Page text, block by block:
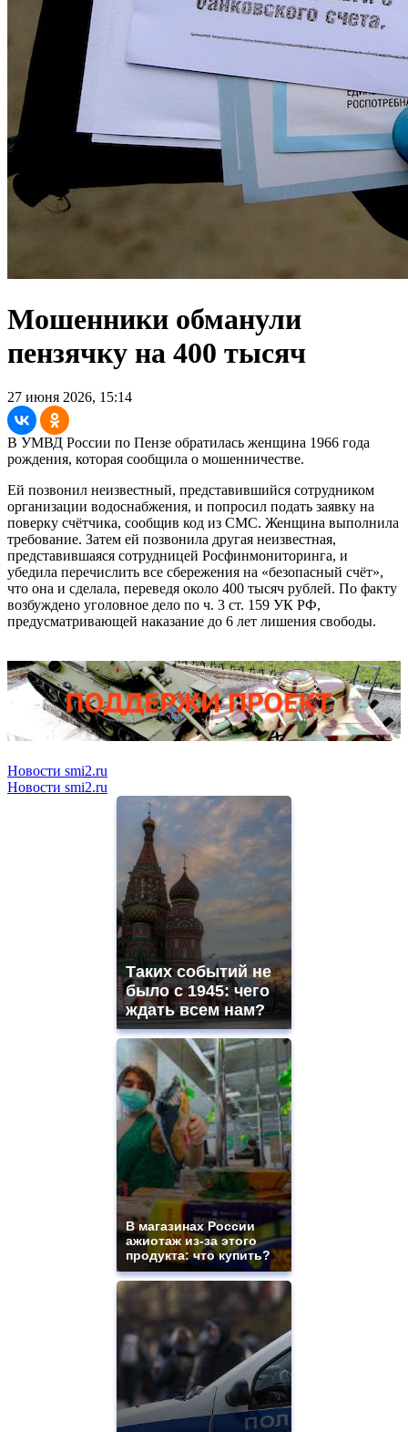
Мошенники обманули
пензячку на 400 тысяч
27 июня 2026, 15:14
В УМВД России по Пензе обратилась женщина 1966 года
рождения, которая сообщила о мошенничестве.
Ей позвонил неизвестный, представившийся сотрудником
организации водоснабжения, и попросил подать заявку на
поверку счётчика, сообщив код из СМС. Женщина выполнила
требование. Затем ей позвонила другая неизвестная,
представившаяся сотрудницей Росфинмониторинга, и
убедила перечислить все сбережения на «безопасный счёт»,
что она и сделала, переведя около 400 тысяч рублей. По факту
возбуждено уголовное дело по ч. 3 ст. 159 УК РФ,
предусматривающей наказание до 6 лет лишения свободы.
Новости smi2.ru
Новости smi2.ru
Таких событий не
было с 1945: чего
ждать всем нам?
В магазинах России
ажиотаж из-за этого
продукта: что купить?